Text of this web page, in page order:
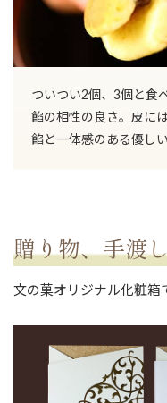
ついつい2個、3個と食
餡の相性の良さ。皮に
餡と一体感のある優し
贈り物、手渡
文の菓オリジナル化粧箱